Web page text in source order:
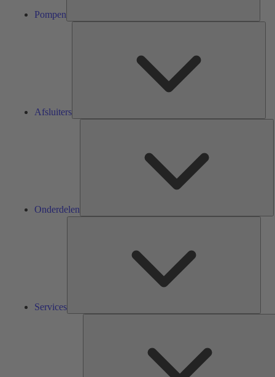
Pompen
Afsluiters
Onderdelen
Services